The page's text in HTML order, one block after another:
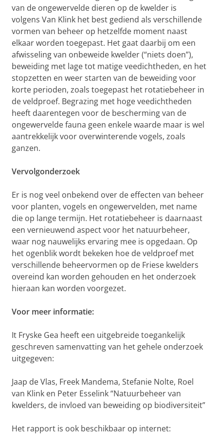
van de ongewervelde dieren op de kwelder is
volgens Van Klink het best gediend als verschillende
vormen van beheer op hetzelfde moment naast
elkaar worden toegepast. Het gaat daarbij om een
afwisseling van onbeweide kwelder (“niets doen”),
beweiding met lage tot matige veedichtheden, en het
stopzetten en weer starten van de beweiding voor
korte perioden, zoals toegepast het rotatiebeheer in
de veldproef. Begrazing met hoge veedichtheden
heeft daarentegen voor de bescherming van de
ongewervelde fauna geen enkele waarde maar is wel
aantrekkelijk voor overwinterende vogels, zoals
ganzen.
Vervolgonderzoek
Er is nog veel onbekend over de effecten van beheer
voor planten, vogels en ongewervelden, met name
die op lange termijn. Het rotatiebeheer is daarnaast
een vernieuwend aspect voor het natuurbeheer,
waar nog nauwelijks ervaring mee is opgedaan. Op
het ogenblik wordt bekeken hoe de veldproef met
verschillende beheervormen op de Friese kwelders
overeind kan worden gehouden en het onderzoek
hieraan kan worden voorgezet.
Voor meer informatie:
It Fryske Gea heeft een uitgebreide toegankelijk
geschreven samenvatting van het gehele onderzoek
uitgegeven:
Jaap de Vlas, Freek Mandema, Stefanie Nolte, Roel
van Klink en Peter Esselink “Natuurbeheer van
kwelders, de invloed van beweiding op biodiversiteit”
Het rapport is ook beschikbaar op internet: